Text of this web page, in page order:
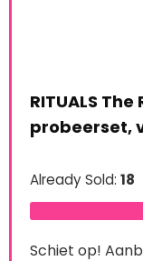
RITUALS
probeerset,
Already Sold: 18
Schiet op!